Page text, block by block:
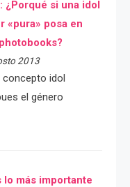
¿Porqué si una idol
«pura» posa en
2013
concepto idol
el género
lo más importante